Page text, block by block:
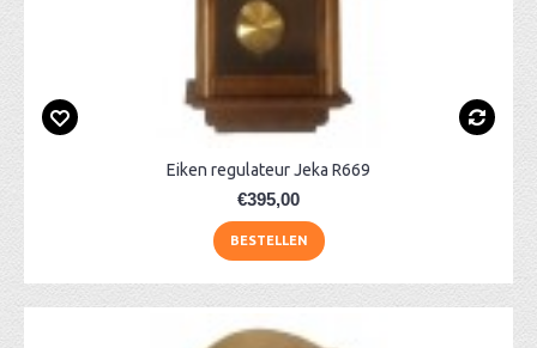
Eiken regulateur Jeka R669
€395,00
BESTELLEN